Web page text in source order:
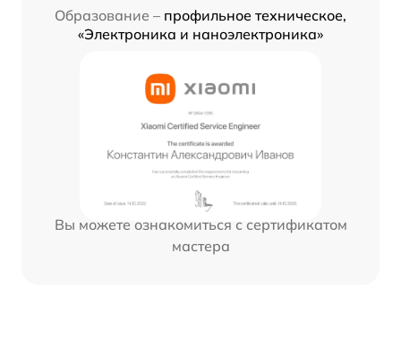
Образование – профильное техническое,
«Электроника и наноэлектроника»
Вы можете ознакомиться с сертификатом
мастера